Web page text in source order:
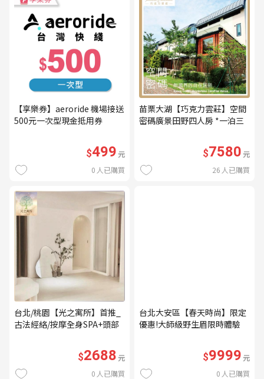
【享樂券】aeroride 機場接送
500元一次型現金抵用券
$499元
0 人已購買
苗栗大湖【巧克力雲莊】空間
密碼廣景田野四人房 *一泊三
$7580元
26 人已購買
台北/桃園【光之寓所】首推_
古法經絡/按摩全身SPA+頭部
$2688元
0 人已購買
台北大安區【春天時尚】限定
優惠!大師級野生眉限時體驗
優惠券（無補色） (MO)
$9999元
0 人已購買